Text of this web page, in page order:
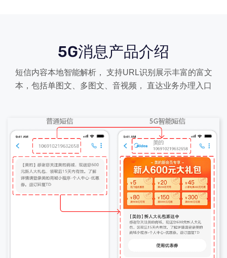
5G消息产品介绍
短信内容本地智能解析， 支持URL识别展示丰富的富文
本，包括单图文、多图文、音视频， 直达业务办理入口